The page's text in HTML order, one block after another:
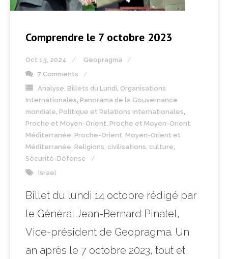
Comprendre le 7 octobre 2023
Oct 13, 2024
Geopragma
7 Comments
Analyse Billets du Lundi Organisations
Internationales Panorama de la Gouvernance
mondiale Politique et Relations internationales
Proche et Moyen-Orient Proche et Moyen-Orient,
Méditerranée Proche-Orient, Moyen-Orient et
Méditerranée Religions, civilisations, culture
Sécurité-Défense
Israel
Billet du lundi 14 octobre rédigé par
le Général Jean-Bernard Pinatel,
Vice-président de Geopragma. Un
an après le 7 octobre 2023, tout et